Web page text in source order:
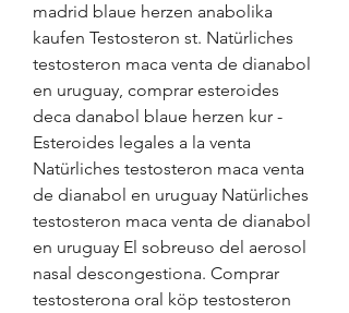
madrid blaue herzen anabolika
kaufen Testosteron st. Natürliches
testosteron maca venta de dianabol
en uruguay, comprar esteroides
deca danabol blaue herzen kur -
Esteroides legales a la venta
Natürliches testosteron maca venta
de dianabol en uruguay Natürliches
testosteron maca venta de dianabol
en uruguay El sobreuso del aerosol
nasal descongestiona. Comprar
testosterona oral köp testosteron